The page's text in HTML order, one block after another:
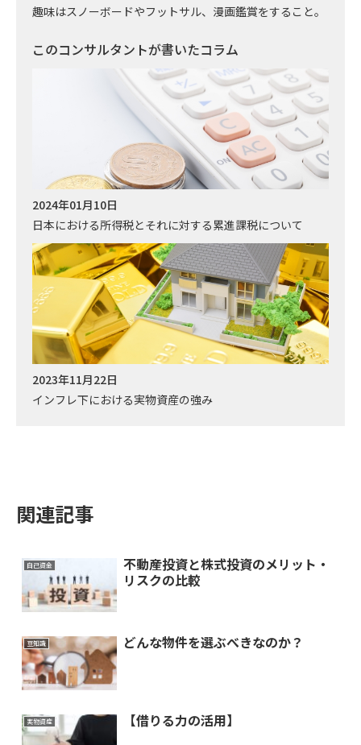
趣味はスノーボードやフットサル、漫画鑑賞をすること。
このコンサルタントが書いたコラム
2024年01月10日
日本における所得税とそれに対する累進課税について
2023年11月22日
インフレ下における実物資産の強み
関連記事
自己資金
不動産投資と株式投資のメリット・
リスクの比較
豆知識 どんな物件を選ぶべきなのか？
実物資産 【借りる力の活用】